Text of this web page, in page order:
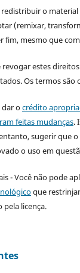
o
(remixar,
fim, mesmo que
estes
Os termos são
dar ocrédito
feitas mudanças.
sugerir que
o uso em
- Você não pode
que
licença.